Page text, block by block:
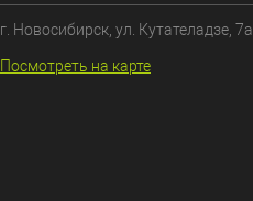
г. Новосибирск, ул. Кутателадзе, 7а
Посмотреть на карте